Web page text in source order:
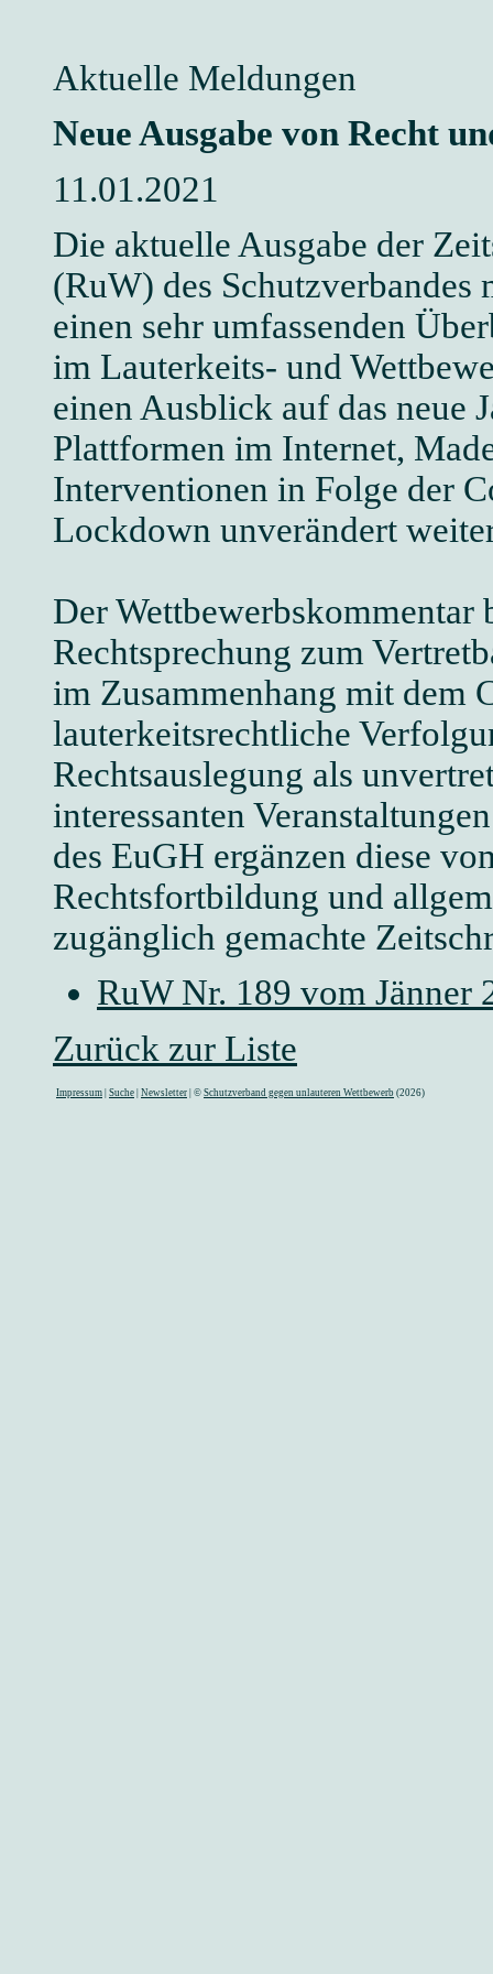
Aktuelle Meldungen
Neue Ausgabe von Recht
11.01.2021
Die aktuelle Ausgabe der
(RuW) des
einen sehr umfassenden
im Lauterkeits- und
einen Ausblick auf das neue
Plattformen im Internet,
Interventionen in Folge der
Lockdown unverändert
Der Wettbewerbskommentar
Rechtsprechung zum
im Zusammenhang mit dem
lauterkeitsrechtliche
Rechtsauslegung als
interessanten
des EuGH ergänzen diese
Rechtsfortbildung und
zugänglich gemachte
RuW Nr. 189 vom Jänner
Zurück zur Liste
Impressum Suche Newsletter | © Schutzverband gegen unlauteren Wettbewerb (2026)